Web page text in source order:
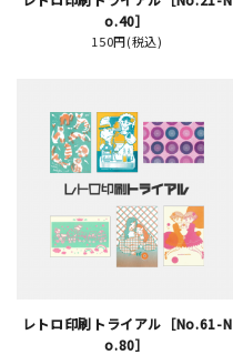
ログイン
マイアカウント
カートを見る
お買い物ガイド
よくある質問
o.40］
150円(税込)
レトロ印刷トライアル［No.61-N
o.80］